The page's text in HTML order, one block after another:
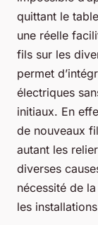
quittant le
une réelle
fils sur les
permet
électriques
initiaux. En
de nouveaux
autant les
diverses
nécessité de
les